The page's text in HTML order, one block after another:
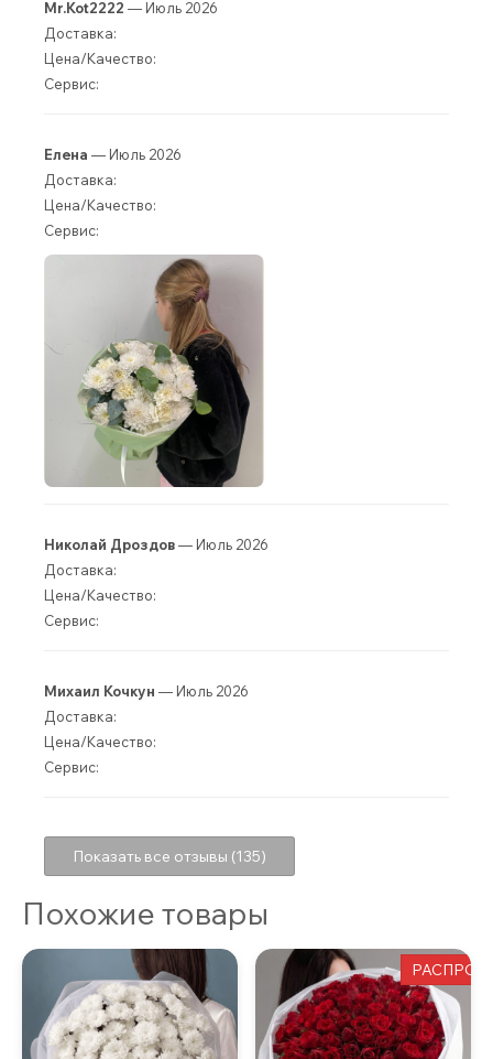
Mr.Kot2222 — Июль 2026
Доставка:
Цена/Качество:
Сервис:
Елена — Июль 2026
Доставка:
Цена/Качество:
Сервис:
Николай Дроздов— Июль 2026
Доставка:
Цена/Качество:
Сервис:
Михаил Кочкун — Июль 2026
Доставка:
Цена/Качество:
Сервис:
Показать все отзывы (135)
Похожие товары